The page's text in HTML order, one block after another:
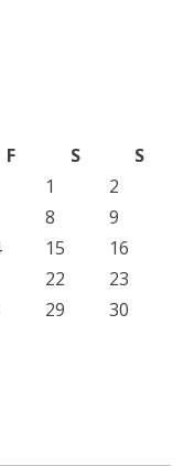
F S
S
1
2
8
9
15
16
22
23
29
30